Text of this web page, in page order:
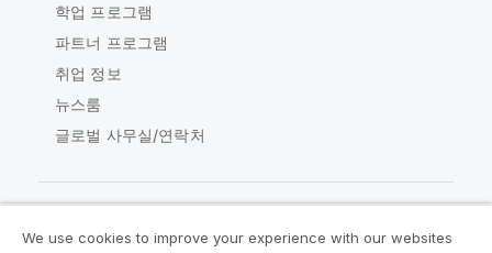
학업 프로그램
파트너 프로그램
취업 정보
뉴스룸
글로벌 사무실/연락처
Qlik Community
We use cookies to improve your experience with our websites